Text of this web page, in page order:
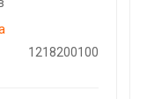
1218200100